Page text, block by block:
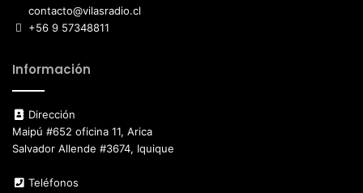
contacto@vilasradio.cl
+56 9 57348811
Información
Dirección
Maipú #652 oficina 11, Arica
Salvador Allende #3674, Iquique
Teléfonos